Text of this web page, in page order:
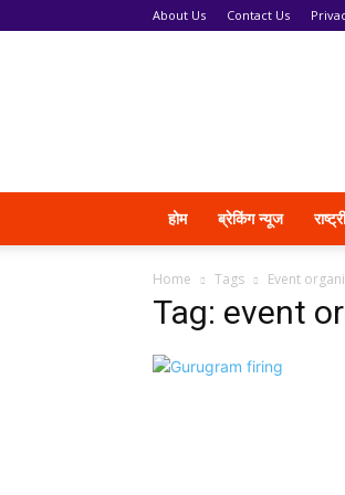
About Us Contact Us
होम ब्रेकिंग न्यूज
Home Tags Event
Tag: event